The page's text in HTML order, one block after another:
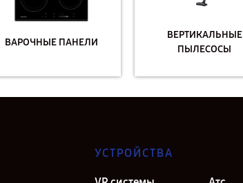
ВАРОЧНЫЕ ПАНЕЛИ
ВЕРТИКАЛЬНЫЕ
ПЫЛЕСОСЫ
УСТРОЙСТВА